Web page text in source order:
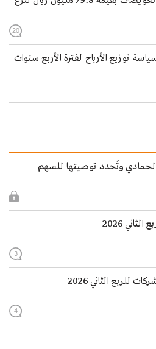
20
توزيع الأرباح لفترة الأربع سنوات
الحمادي وتُحدد توصيتها للسهم
2026
3
للربع الثاني 2026
4